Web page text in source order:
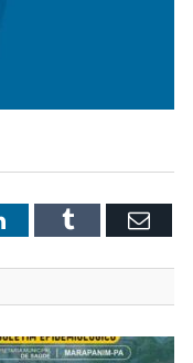
LinkedInTumblr Email